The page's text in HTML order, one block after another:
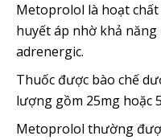
Metoprolol là hoạt
huyết áp nhờ khả năng
adrenergic.
Thuốc được bào chế
lượng gồm 25mg hoặc
Metoprolol thường